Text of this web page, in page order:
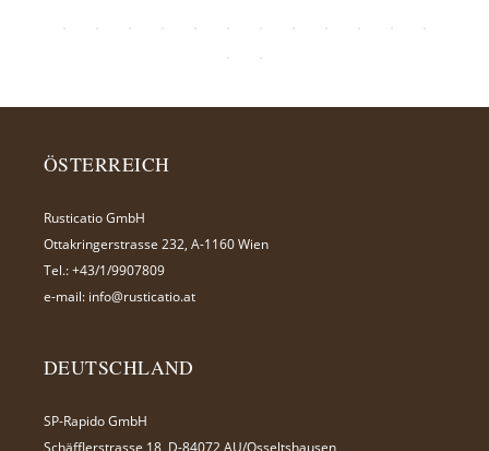
ÖSTERREICH
Rusticatio GmbH
Ottakringerstrasse 232, A-1160 Wien
Tel.: +43/1/9907809
e-mail: info@rusticatio.at
DEUTSCHLAND
SP-Rapido GmbH
Schäfflerstrasse 18, D-84072 AU/Osseltshausen